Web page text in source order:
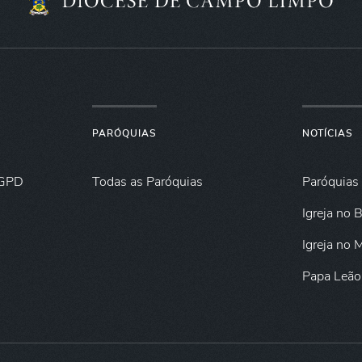
PARÓQUIAS
Todas as Paróquias
NOTÍCIAS
Paróquias
Igreja no
Igreja no
Papa